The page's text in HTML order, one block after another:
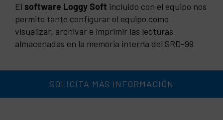
El software Loggy Soft incluido con el equipo nos
permite tanto configurar el equipo como
visualizar, archivar e imprimir las lecturas
almacenadas en la memoria interna del SRD-99
SOLICITA MÁS INFORMACIÓN